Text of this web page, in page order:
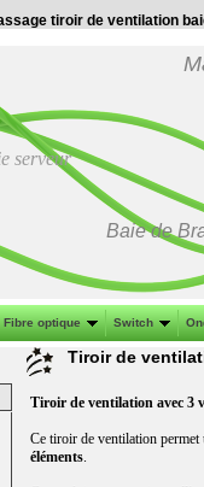
tiroir de ventilation
serveur
Baie de
Fibre optique Switch
Tiroir de
Tiroir de ventilation avec 3
Ce tiroir de ventilation permet
éléments.